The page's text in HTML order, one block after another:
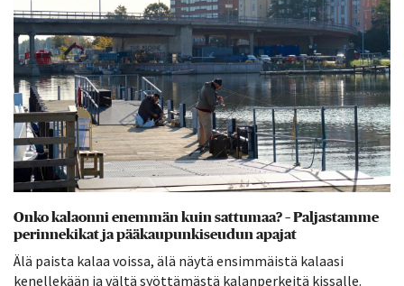
Onko kalaonni enemmän kuin sattumaa? – Paljastamme
perinnekikat ja pääkaupunkiseudun apajat
Älä paista kalaa voissa, älä näytä ensimmäistä kalaasi
kenellekään ja vältä syöttämästä kalanperkeitä kissalle.